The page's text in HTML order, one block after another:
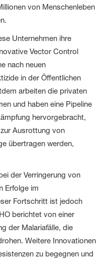
von Menschenleben
Unternehmen ihre
Vector Control
nach neuen
in der Öffentlichen
arbeiten die privaten
und haben eine Pipeline
hervorgebracht,
Ausrottung von
übertragen werden,
der Verringerung von
Erfolge im
Fortschritt ist jedoch
berichtet von einer
der Malariafälle, die
Weitere Innovationen
zu begegnen und